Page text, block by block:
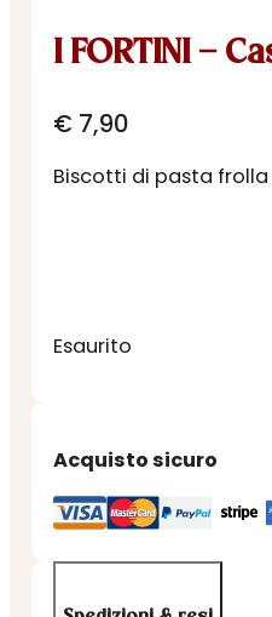
I FORTINI –
€ 7,90
Biscotti di pasta
Esaurito
Acquisto sicuro